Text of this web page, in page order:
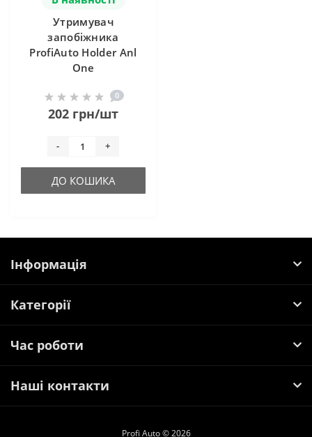
Утримувач
запобіжника
ProfiAuto Holder Anl
One
0
202 грн/шт
- +
ДО КОШИКА
Інформація
Категорії
Час роботи
Наші контакти
Profi Auto © 2026